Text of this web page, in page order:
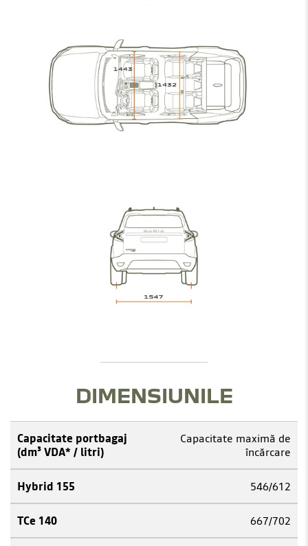
DIMENSIUNILE
Capacitate maximă de
încărcare
546/612
667/702